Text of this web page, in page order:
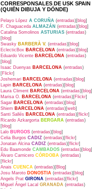
CORRESPONSALES DE USK SPAIN
(QUIÉN DIBUJA Y DÓNDE)
Pelayo López A CORUÑA (entradas)[blog]
F. Chaguaceda ALMAZÁN (entradas)[blog]
Catalina Somolinos ASTURIAS (entradas)
[blog]
Swasky BARBERÀ V. (entradas)[blog]
EclecticBox BARCELONA (entradas)[blog]
Eduardo Vicente BARCELONA (entradas)
[blog]
Isaac Duenyas BARCELONA (entradas)
[Flickr]
Joshemari BARCELONA (entradas)[blog]
Lapin BARCELONA (entradas)[blog]
Laura Climent BARCELONA (entradas)[blog]
Marisa O. BARCELONA (entradas)[Flickr]
Sagar BARCELONA (entradas)[blog]
Shiem BARCELONA (entradas)[web]
Santi Sallés BARCELONA (entradas)[flickr]
Ricardo Azkargorta BERGARA (entradas)
[blog]
Lalo BURGOS (entradas)[blog]
Celia Burgos CADIZ (entradas)[flickr]
Jonatan Alcina CADIZ (entradas)[flickr]
Edu Baamonde CAMBADOS (entradas)[blog]
Álvaro Carnicero CÓRDOBA (entradas)
[flickr]
Anais CUENCA (entradas)[Blog]
Josu Maroto DONOSTIA (entradas)[blog]
Angels Prat GIRONA (entradas)[flickr]
Miguel Ángel Lacal GRANADA (entradas)